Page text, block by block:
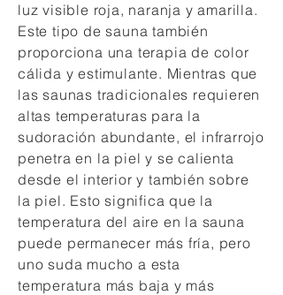
luz visible roja, naranja y amarilla.
Este tipo de sauna también
proporciona una terapia de color
cálida y estimulante. Mientras que
las saunas tradicionales requieren
altas temperaturas para la
sudoración abundante, el infrarrojo
penetra en la piel y se calienta
desde el interior y también sobre
la piel. Esto significa que la
temperatura del aire en la sauna
puede permanecer más fría, pero
uno suda mucho a esta
temperatura más baja y más